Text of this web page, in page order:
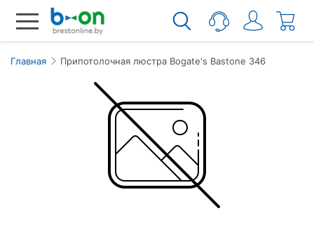
Главная Припотолочная люстра Bogate's Bastone 346